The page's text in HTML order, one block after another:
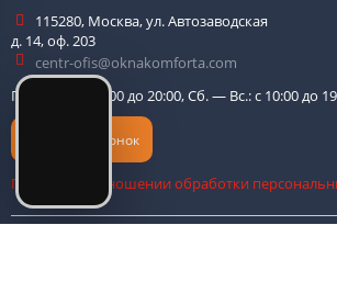
115280, Москва,ул. Автозаводская
д. 14, оф. 203
centr-ofis@oknakomforta.com
Пн. — Пт.: с 10:00 до 20:00, Сб. — Вс.: с 10:00 до
Обратный звонок
Политика в отношении обработки